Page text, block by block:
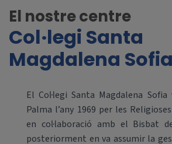
El nostre centre
Col·legi Santa
Magdalena Sofia
El Col·legi Santa Magdalena
Palma l’any 1969 per les
en col·laboració amb el Bisbat
posteriorment en va assumir la